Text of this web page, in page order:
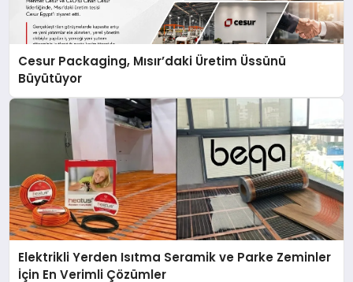
Cesur Packaging, Mısır’daki Üretim Üssünü
Büyütüyor
Elektrikli Yerden Isıtma Seramik ve Parke Zeminler
İçin En Verimli Çözümler